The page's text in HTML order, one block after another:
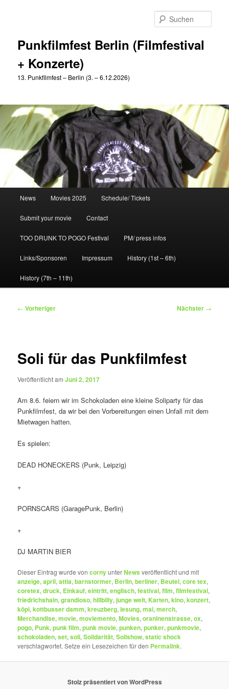
Punkfilmfest Berlin (Filmfestival
+ Konzerte)
13. Punkfilmfest – Berlin (3. – 6.12.2026)
News Movies 2025 Schedule/ Tickets
Submit your movie Contact
TOO DRUNK TO POGO Festival PM/ press infos
Links/Sponsoren Impressum History (1st – 6th)
History (7th – 11th)
Beitragsnavigation
← Vorheriger Nächster →
Soli für das Punkfilmfest
Veröffentlicht amJuni 2, 2017
Am 8.6. feiern wir im Schokoladen eine kleine Soliparty für das
Punkfilmfest, da wir bei den Vorbereitungen einen Unfall mit dem
Mietwagen hatten.
Es spielen:
DEAD HONECKERS (Punk, Leipzig)
+
PORNSCARS (GaragePunk, Berlin)
+
DJ MARTIN BIER
Dieser Eintrag wurde voncornyunterNews veröffentlicht und mit
anzeige,april,attia,barnstormer, Berlin,berliner, Beutel,core tex,
coretex,druck, Einkauf,eintritt,englisch,festival,film,filmfestival,
friedrichshain,grandioso,hillbilly,junge welt, Karten,kino,konzert,
köpi,kottbusser damm,kreuzberg,lesung,mai,merch,
Merchandise,movie,moviemento,Movies,oraninenstrasse,ox,
pogo, Punk,punk film,punk movie,punken,punker,punkmovie,
schokoladen,set,soli,Solidarität,Solishow,static shock
verschlagwortet. Setze ein Lesezeichen für den Permalink.
Stolz präsentiert von WordPress